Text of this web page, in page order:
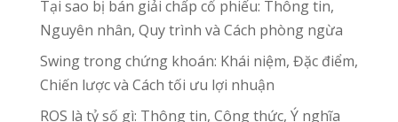
Tại sao bị bán giải chấp cổ phiếu: Thông tin,
Nguyên nhân, Quy trình và Cách phòng ngừa
Swing trong chứng khoán: Khái niệm, Đặc điểm,
Chiến lược và Cách tối ưu lợi nhuận
ROS là tỷ số gì: Thông tin, Công thức, Ý nghĩa